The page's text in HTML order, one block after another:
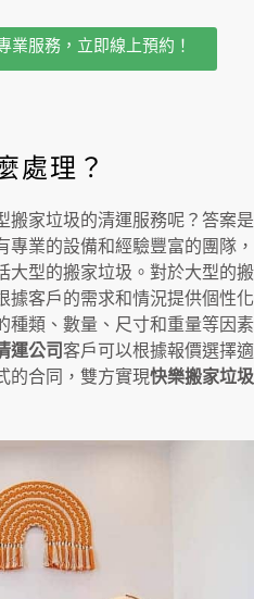
業服務，立即線上預約！
處理？
搬家垃圾的清運服務呢？答案是
專業的設備和經驗豐富的團隊，
大型的搬家垃圾。對於大型的搬
據客戶的需求和情況提供個性化
種類、數量、尺寸和重量等因素
運公司 客戶可以根據報價選擇適
的合同，雙方實現快樂搬家垃圾